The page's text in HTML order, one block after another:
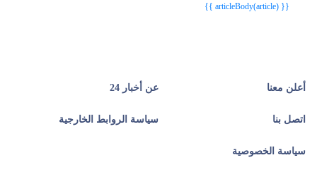
{{ articleBody(article) }}
أعلن معنا عن أخبار 24
اتصل بنا سياسة الروابط الخارجية
سياسة الخصوصية